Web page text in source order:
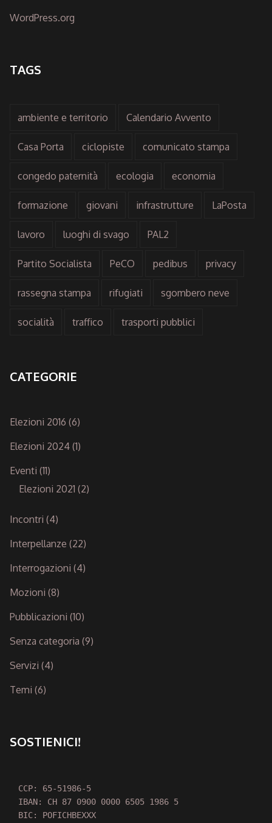
WordPress.org
TAGS
ambiente e territorio Calendario Avvento
Casa Porta ciclopiste comunicato stampa
congedo paternità ecologia economia
formazione giovani infrastrutture LaPosta
lavoro luoghi di svago PAL2
Partito Socialista PeCO pedibus privacy
rassegna stampa rifugiati sgombero neve
socialità traffico trasporti pubblici
CATEGORIE
Elezioni 2016 (6)
Elezioni 2024 (1)
Eventi (11)
Elezioni 2021 (2)
Incontri (4)
Interpellanze (22)
Interrogazioni (4)
Mozioni (8)
Pubblicazioni (10)
Senza categoria (9)
Servizi (4)
Temi (6)
SOSTIENICI!
CCP: 65-51986-5
IBAN: CH 87 0900 0000 6505 1986 5
BIC: POFICHBEXXX